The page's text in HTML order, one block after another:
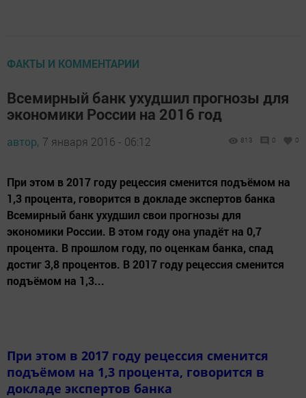
ФАКТЫ И КОММЕНТАРИИ
Всемирный банк ухудшил прогнозы для
экономики России на 2016 год
автор, 7 января 2016 - 06:12 813 0 0
При этом в 2017 году рецессия сменится подъёмом на
1,3 процента, говорится в докладе экспертов банка
Всемирный банк ухудшил свои прогнозы для
экономики России. В этом году она упадёт на 0,7
процента. В прошлом году, по оценкам банка, спад
достиг 3,8 процентов. В 2017 году рецессия сменится
подъёмом на 1,3...
При этом в 2017 году рецессия сменится
подъёмом на 1,3 процента, говорится в
докладе экспертов банка